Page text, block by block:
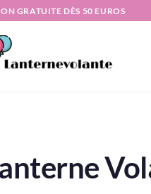
GRATUITE DÈS 50 EUROS